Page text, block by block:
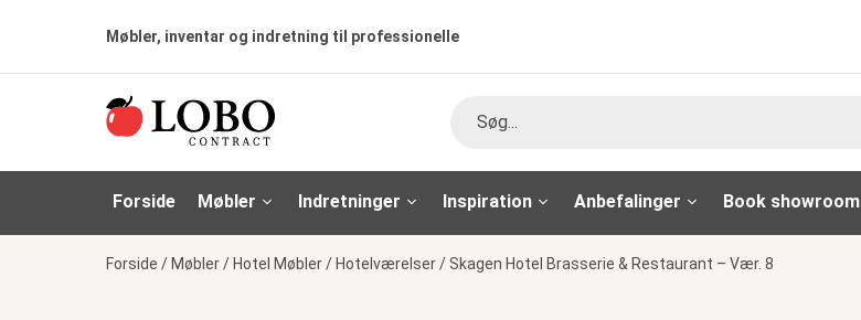
Møbler, inventar og indretning til professionelle
Forside Møbler Indretninger Inspiration Anbefalinger Book showroom
Forside / Møbler/ Hotel Møbler/ Hotelværelser/Skagen Hotel Brasserie & Restaurant – Vær. 8